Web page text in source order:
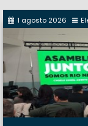
1 agosto 2026